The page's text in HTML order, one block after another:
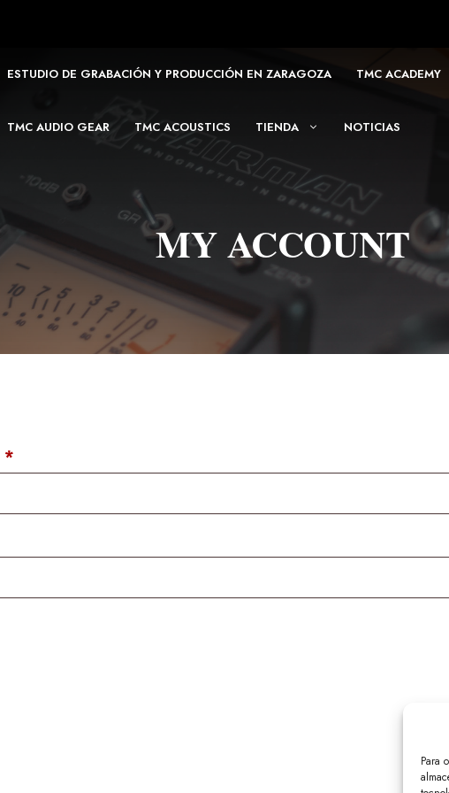
Para
ESTUDIO DE GRABACIÓN Y PRODUCCIÓN EN ZARAGOZA TMC ACADEMY
TMC AUDIO GEAR TMC ACOUSTICS TIENDA NOTICIAS
MY ACCOUNT
*